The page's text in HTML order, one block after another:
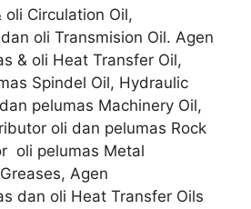
oli Circulation Oil,
oli Transmision Oil. Agen
& oli Heat Transfer Oil,
Spindel Oil, Hydraulic
pelumas Machinery Oil,
oli dan pelumas Rock
oli pelumas Metal
Agen
dan oli Heat Transfer Oils